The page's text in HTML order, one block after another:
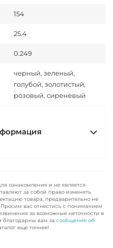
154
25.4
0.249
черный, зеленый,
голубой, золотистый,
розовый, сиреневый
ознакомления и не является
за собой право изменять
товара, предварительно не
вас отнестись с пониманием
за возможные неточности в
благодарны вам за сообщение об
еще точнее!